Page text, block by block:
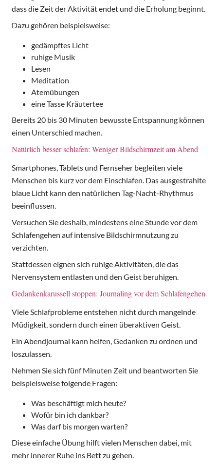
dass die Zeit der Aktivität endet und die Erholung beginnt.
Dazu gehören beispielsweise:
gedämpftes Licht
ruhige Musik
Lesen
Meditation
Atemübungen
eine Tasse Kräutertee
Bereits 20 bis 30 Minuten bewusste Entspannung können
einen Unterschied machen.
Natürlich besser schlafen: Weniger Bildschirmzeit am Abend
Smartphones, Tablets und Fernseher begleiten viele
Menschen bis kurz vor dem Einschlafen. Das ausgestrahlte
blaue Licht kann den natürlichen Tag-Nacht-Rhythmus
beeinflussen.
Versuchen Sie deshalb, mindestens eine Stunde vor dem
Schlafengehen auf intensive Bildschirmnutzung zu
verzichten.
Stattdessen eignen sich ruhige Aktivitäten, die das
Nervensystem entlasten und den Geist beruhigen.
Gedankenkarussell stoppen: Journaling vor dem Schlafengehen
Viele Schlafprobleme entstehen nicht durch mangelnde
Müdigkeit, sondern durch einen überaktiven Geist.
Ein Abendjournal kann helfen, Gedanken zu ordnen und
loszulassen.
Nehmen Sie sich fünf Minuten Zeit und beantworten Sie
beispielsweise folgende Fragen:
Was beschäftigt mich heute?
Wofür bin ich dankbar?
Was darf bis morgen warten?
Diese einfache Übung hilft vielen Menschen dabei, mit
mehr innerer Ruhe ins Bett zu gehen.